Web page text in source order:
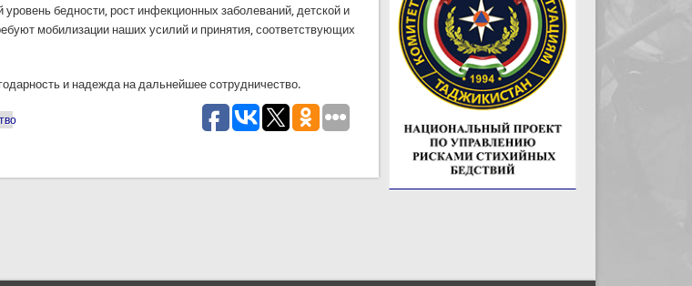
бедности, рост инфекционных заболеваний, детской и
мобилизации наших усилий и принятия, соответствующих
и надежда на дальнейшее сотрудничество.